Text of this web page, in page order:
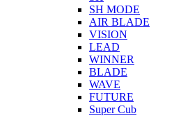
SH MODE
AIR BLADE
VISION
LEAD
WINNER
BLADE
WAVE
FUTURE
Super Cub